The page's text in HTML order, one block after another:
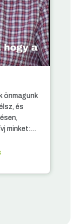
önmagunk
és
minket: